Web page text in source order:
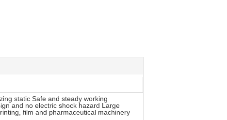
static Safe and steady working
and no electric shock hazard Large
film and pharmaceutical machinery